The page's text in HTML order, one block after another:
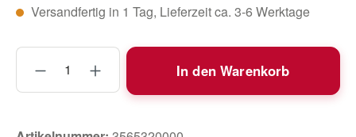
Versandfertig in 1 Tag, Lieferzeit ca. 3-6 Werktage
Produkt Anzahl: Gib den gewünschten
In den Warenkorb